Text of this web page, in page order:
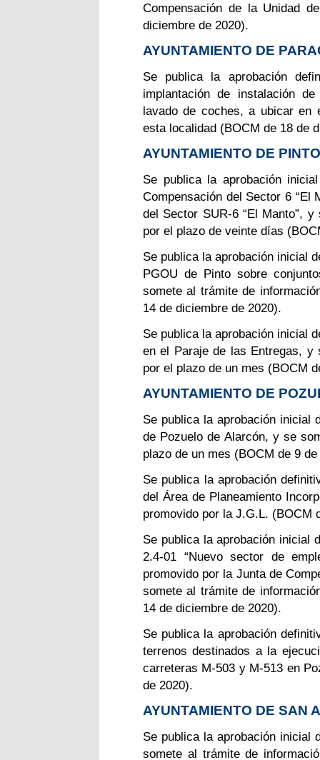
Compensación de la Unidad
diciembre de 2020).
AYUNTAMIENTO DE
Se publica la aprobación
implantación de instalación
lavado de coches, a ubicar en
esta localidad (BOCM de 18 de
AYUNTAMIENTO DE PINTO
Se publica la aprobación
Compensación del Sector 6 “El
del Sector SUR-6 “El Manto”,
por el plazo de veinte días
Se publica la aprobación inicial
PGOU de Pinto sobre
somete al trámite de
14 de diciembre de 2020).
Se publica la aprobación inicial
en el Paraje de las Entregas, y
por el plazo de un mes (BOCM
AYUNTAMIENTO DE
Se publica la aprobación inicial
de Pozuelo de Alarcón, y se
plazo de un mes (BOCM de 9
Se publica la aprobación
del Área de Planeamiento
promovido por la J.G.L. (BOCM
Se publica la aprobación inicial
2.4-01 “Nuevo sector de
promovido por la Junta de
somete al trámite de
14 de diciembre de 2020).
Se publica la aprobación
terrenos destinados a la
carreteras M-503 y M-513 en
de 2020).
AYUNTAMIENTO DE SAN
Se publica la aprobación inicial
somete al trámite de